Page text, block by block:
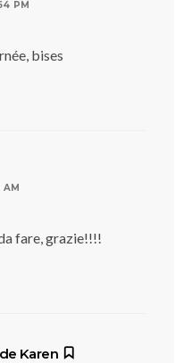
PM
bises
AM
fare, grazie!!!!
Karen